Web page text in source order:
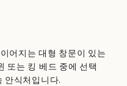
어지는 대형 창문이 있는
또는 킹 베드 중에 선택
안식처입니다.